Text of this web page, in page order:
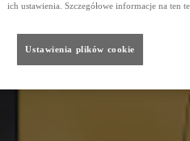
ich ustawienia. Szczegółowe informacje na ten
Ustawienia plików cookie